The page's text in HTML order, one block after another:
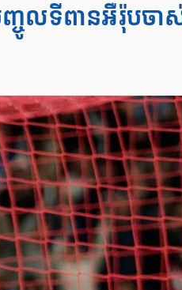
ចូល​ទីពានអឺរ៉ុប​ចា